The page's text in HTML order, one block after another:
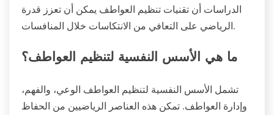
الدراسات أن تقنيات تنظيم العواطف يمكن أن تعزز قدرة
الرياضي على التعافي من الانتكاسات خلال المنافسات.
ما هي الأسس النفسية لتنظيم العواطف؟
تشمل الأسس النفسية لتنظيم العواطف الوعي، والفهم،
وإدارة العواطف. تمكن هذه العناصر الرياضيين من الحفاظ